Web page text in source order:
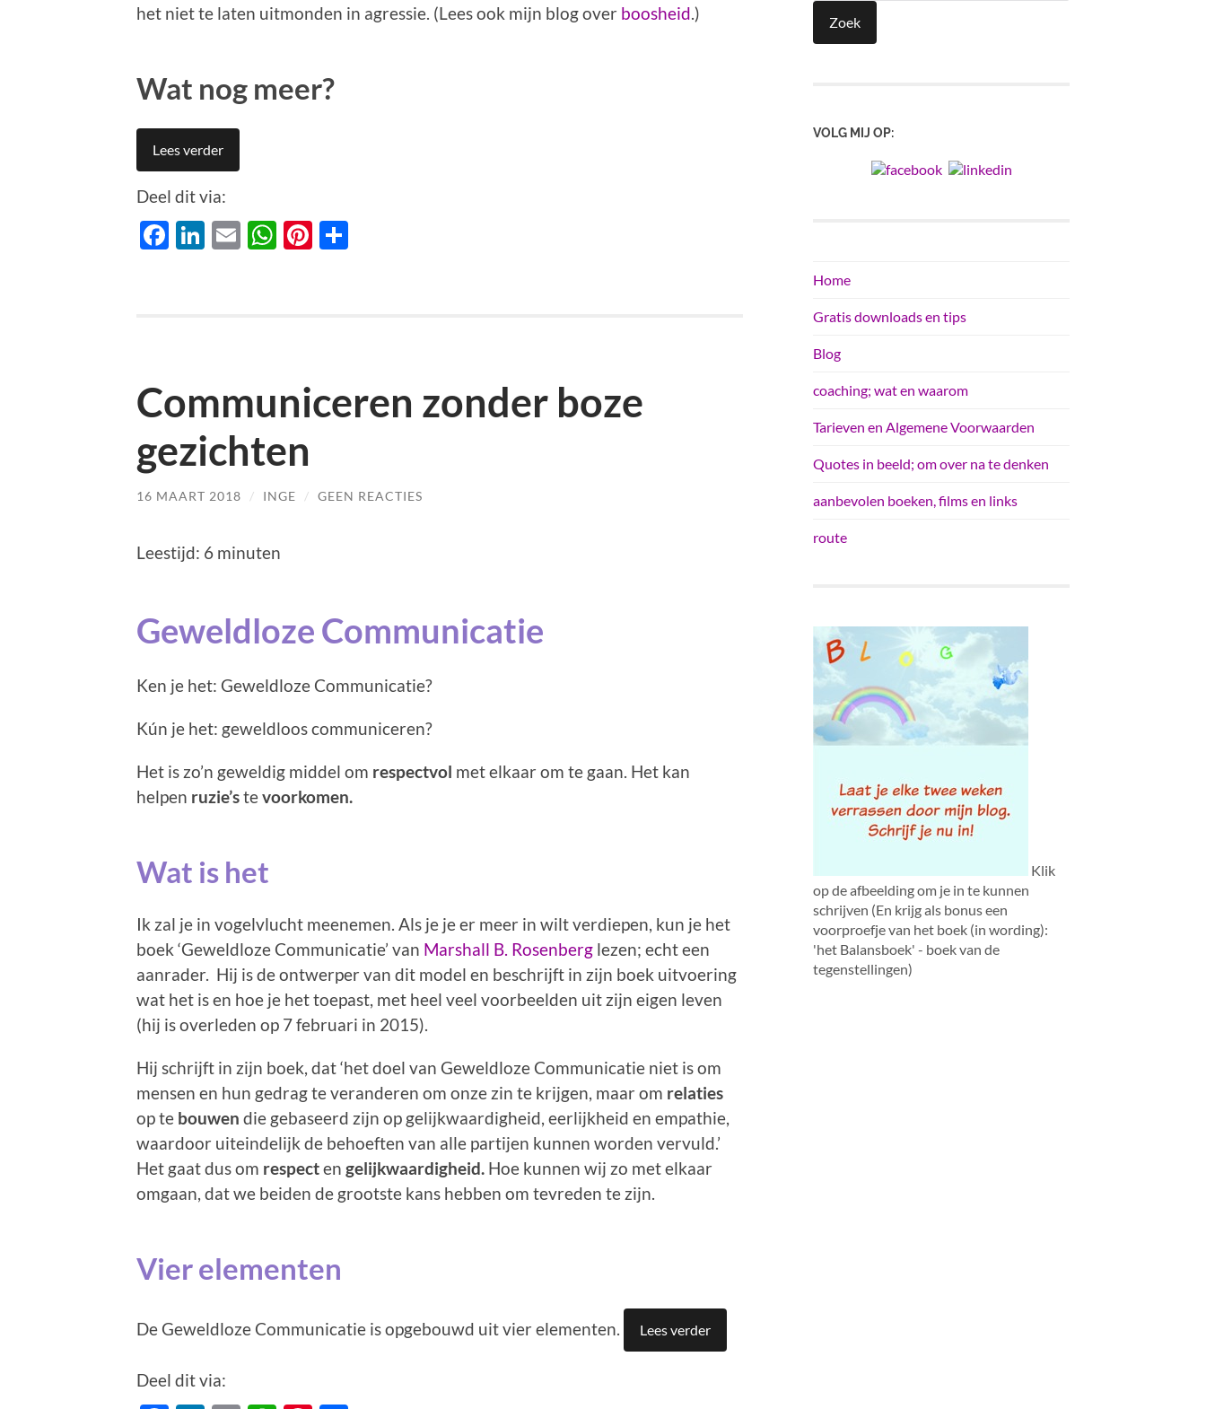
het niet te laten uitmonden in agressie. (Lees ook mijn blog over boosheid.)
Wat nog meer?
Lees verder
Deel dit via:
Facebook
LinkedIn
EmailWhatsApp
Pinterest
Communiceren zonder boze
gezichten
16 MAART 2018 / INGE / GEEN REACTIES
Leestijd: 6 minuten
Geweldloze Communicatie
Ken je het: Geweldloze Communicatie?
Kún je het: geweldloos communiceren?
Het is zo’n geweldig middel om respectvol met elkaar om te gaan. Het kan
helpen ruzie’stevoorkomen.
Wat is het
Ik zal je in vogelvlucht meenemen. Als je je er meer in wilt verdiepen, kun je het
boek ‘Geweldloze Communicatie’ van Marshall B. Rosenberg lezen; echt een
aanrader. Hij is de ontwerper van dit model en beschrijft in zijn boek uitvoering
wat het is en hoe je het toepast, met heel veel voorbeelden uit zijn eigen leven
(hij is overleden op 7 februari in 2015).
Hij schrijft in zijn boek, dat ‘het doel van Geweldloze Communicatie niet is om
mensen en hun gedrag te veranderen om onze zin te krijgen, maar om relaties
op te bouwen die gebaseerd zijn op gelijkwaardigheid, eerlijkheid en empathie,
waardoor uiteindelijk de behoeften van alle partijen kunnen worden vervuld.’
Het gaat dus om respecten gelijkwaardigheid. Hoe kunnen wij zo met elkaar
omgaan, dat we beiden de grootste kans hebben om tevreden te zijn.
Vier elementen
De Geweldloze Communicatie is opgebouwd uit vier elementen. Lees verder
Deel dit via:
VOLG MIJ OP:
Home
Gratis downloads en tips
Blog
coaching; wat en waarom
Tarieven en Algemene Voorwaarden
Quotes in beeld; om over na te denken
aanbevolen boeken, films en links
route
Klik
op de afbeelding om je in te kunnen
schrijven (En krijg als bonus een
voorproefje van het boek (in wording):
'het Balansboek' - boek van de
tegenstellingen)